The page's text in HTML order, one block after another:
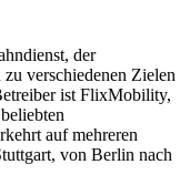
der
verschiedenen Zielen
ist FlixMobility,
auf mehreren
von Berlin nach